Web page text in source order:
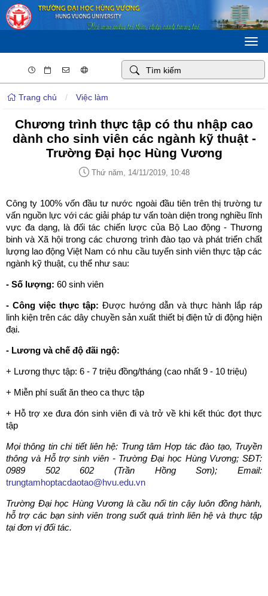
Trang chủ / Việc làm
Chương trình thực tập có thu nhập cao
dành cho sinh viên các ngành kỹ thuật -
Trường Đại học Hùng Vương
Thứ năm, 14/11/2019, 10:48
Công ty 100% vốn đầu tư nước ngoài đầu tiên trên thị trường tư
vấn nguồn lực với các giải pháp tư vấn toàn diện trong nghiều lĩnh
vực đa dạng, là đối tác chiến lược của Bộ Lao động - Thương
binh và Xã hội trong các chương trình đào tạo và phát triển chất
lượng lao động Việt Nam có nhu cầu tuyển sinh viên thực tập các
ngành kỹ thuật, cụ thể như sau:
- Số lượng: 60 sinh viên
- Công việc thực tập: Được hướng dẫn và thực hành lắp ráp
linh kiện trên các dây chuyền sản xuất thiết bị điện tử di động hiện
đại.
- Lương và chế độ đãi ngộ:
+ Lương thực tập: 6 - 7 triệu đồng/tháng (cao nhất 9 - 10 triệu)
+ Miễn phí suất ăn theo ca thực tập
+ Hỗ trợ xe đưa đón sinh viên đi và trở về khi kết thúc đợt thực
tập
Mọi thông tin chi tiết liên hệ: Trung tâm Hợp tác đào tạo, Truyền
thông và Hỗ trợ sinh viên - Trường Đại học Hùng Vương; SĐT:
0989 502 602 (Trần Hồng Sơn); Email:
trungtamhoptacdaotao@hvu.edu.vn
Trường Đại học Hùng Vương là cầu nối tin cậy luôn đồng hành,
hỗ trợ các bạn sinh viên trong suốt quá trình liên hệ và thực tập
tại đơn vị đối tác.